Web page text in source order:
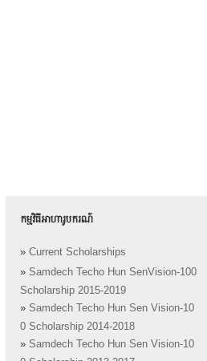
កម្មវិធីអាហារូបករណ៍
» Current Scholarships
» Samdech Techo Hun SenVision-100
Scholarship 2015-2019
» Samdech Techo Hun Sen Vision-10
0 Scholarship 2014-2018
» Samdech Techo Hun Sen Vision-10